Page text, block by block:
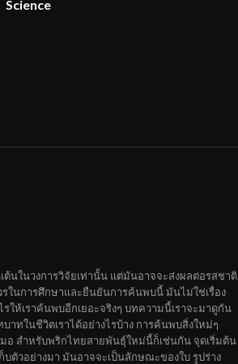
Science
นในวงการวิจัยเท่านั้น แต่มันอาจจะส่งผลต่อรสชาติ
ในการศึกษาและยืนยันการค้นพบนี้ มันไม่ใช่เรื่อง
ให้เราค้นพบอีกเยอะจริงๆ บทความนี้เราจะมาดูกัน
ทในชีวิตเราได้อย่างไรบ้าง การค้นพบสิ่งใหม่ๆ
อ สำหรับพริกไทยสายพันธุ์ใหม่นี้ก็เช่นกัน จุดเริ่มต้น
บตัวอย่างมา มันอาจจะเป็นลักษณะของใบ รูปร่าง